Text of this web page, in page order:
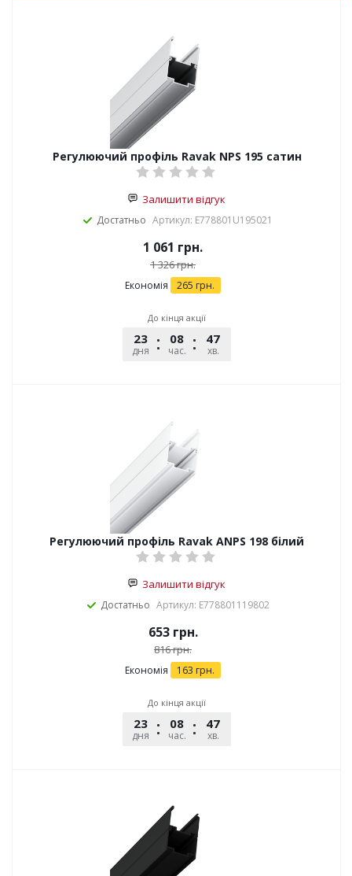
Регулюючий профіль Ravak NPS 195 сатин
Залишити відгук
Достатньо Артикул: E778801U195021
1 061 грн.
1 326грн.
Економія 265 грн.
До кінця акції
23
дня
08
час.
47
хв.
Регулюючий профіль Ravak АNPS 198 білий
Залишити відгук
Достатньо Артикул: E778801119802
653грн.
816грн.
Економія 163 грн.
До кінця акції
23
дня
08
час.
47
хв.